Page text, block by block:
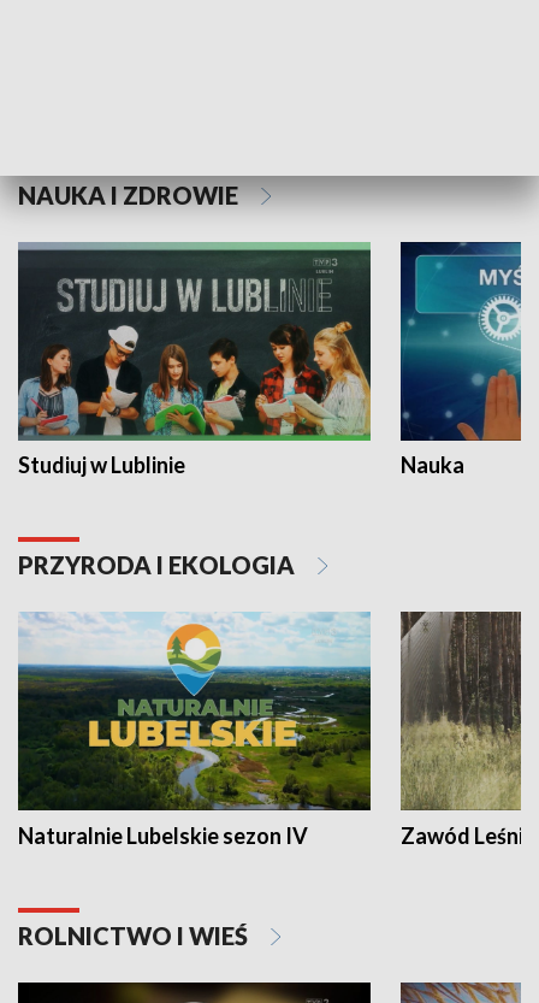
NAUKA I ZDROWIE
Studiuj w Lublinie Nauka
PRZYRODA I EKOLOGIA
Naturalnie Lubelskie sezon IV Zawód Leśnik
ROLNICTWO I WIEŚ